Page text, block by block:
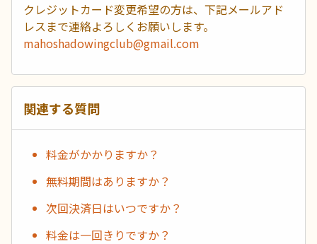
クレジットカード変更希望の方は、下記メールアド
レスまで連絡よろしくお願いします。
mahoshadowingclub@gmail.com
関連する質問
料金がかかりますか？
無料期間はありますか？
次回決済日はいつですか？
料金は一回きりですか？